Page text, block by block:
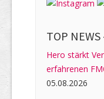
TOP NEWS
Hero stärkt
erfahrenen
05.08.2026